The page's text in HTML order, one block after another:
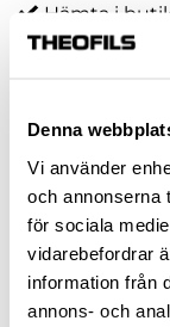
Denna
Vi använder
och annonserna
för sociala
vidarebefordrar
information från
annons- och
Hämta i
Ledande
BESKRIVNING
SPECIFIKATION
FRÅGA OM
RECENSIONER